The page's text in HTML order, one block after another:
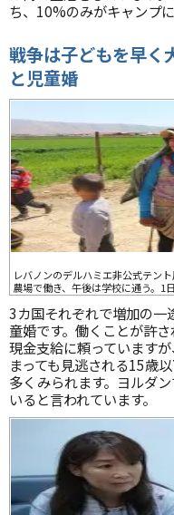
ち、10%のみがキャンプに
戦争は子どもを早
と児童婚
レバノンのデルハミエ非公式テン
農場で働き、午後は学校に通う。1
3カ国それぞれで増加の一
童婚です。働くことが許
現金支給に頼っています
まっても見逃される15歳
多くみられます。ヨルダ
いると言われています。